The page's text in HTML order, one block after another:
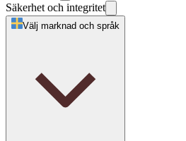
Säkerhet och integritet
Välj marknad och språk